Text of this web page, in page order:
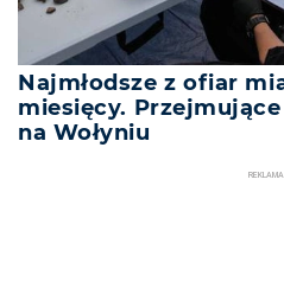
Najmłodsze z ofiar
miesięcy.
na Wołyniu
REKLAMA